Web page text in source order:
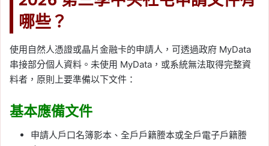
哪些？
使用自然人憑證或晶片金融卡的申請人，可透過政府 MyData
串接部分個人資料。未使用 MyData，或系統無法取得完整資
料者，原則上要準備以下文件：
基本應備文件
申請人戶口名簿影本、全戶戶籍謄本或全戶電子戶籍謄